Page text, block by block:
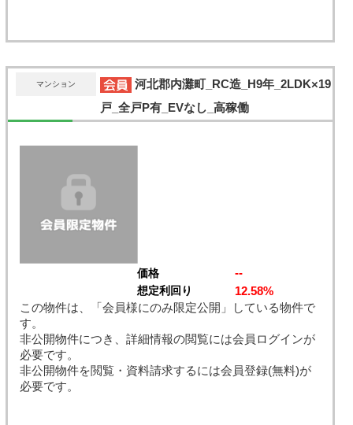
マンション
河北郡内灘町_RC造_H9年_2LDK×19
戸_全戸P有_EVなし_高稼働
価格 --
想定利回り
12.58%
この物件は、「会員様にのみ限定公開」している物件で
す。
非公開物件につき、詳細情報の閲覧には会員ログインが
必要です。
非公開物件を閲覧・資料請求するには会員登録(無料)が
必要です。